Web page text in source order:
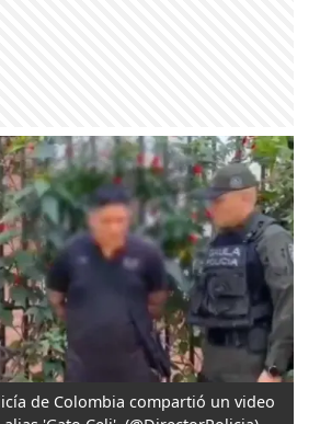
de Colombia compartió un video